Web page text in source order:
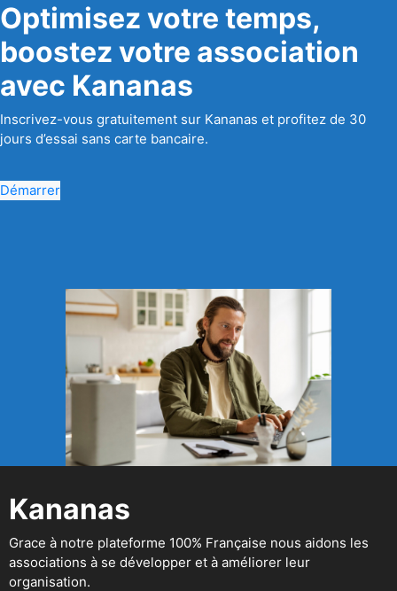
Optimisez votre temps,
boostez votre association
avec Kananas
Inscrivez-vous gratuitement sur Kananas et profitez de 30
jours d’essai sans carte bancaire.
Démarrer
Kananas
Grace à notre plateforme 100% Française nous aidons les
associations à se développer et à améliorer leur
organisation.